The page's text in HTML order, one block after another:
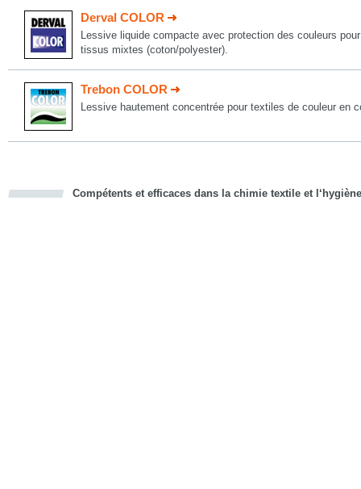
Derval COLOR
Lessive liquide compacte avec protection des couleurs
tissus mixtes (coton/polyester).
Trebon COLOR
Lessive hautement concentrée pour textiles de couleur en
Compétents et efficaces dans la chimie textile et l‘hygiène